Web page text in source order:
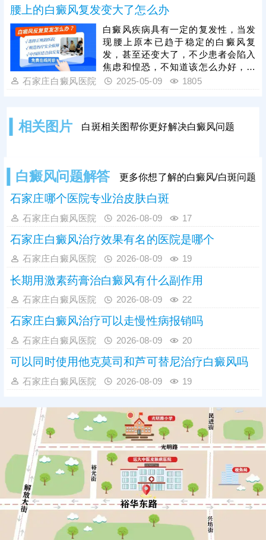
因?不同白斑病的形成原因不一样，详
细了解下吧。
腰上的白癜风复发变大了怎么办
白癜风疾病具有一定的复发性，当发
现腰上原本已趋于稳定的白癜风复
发，甚至还变大了，不少患者会陷入
焦虑和惶恐，不知道该怎么办好，但
其实只要掌握科学的应对方法，是能
石家庄白癜风医院 2025-05-09 1805
相关图片 白斑相关图帮你更好解决白癜风问题
白癜风问题解答 更多你想了解的白癜风/白斑问题
石家庄哪个医院专业治皮肤白斑
石家庄白癜风医院 2026-08-09 17
石家庄白癜风治疗效果有名的医院是哪个
石家庄白癜风医院 2026-08-09 19
长期用激素药膏治白癜风有什么副作用
石家庄白癜风医院 2026-08-09 22
石家庄白癜风治疗可以走慢性病报销吗
石家庄白癜风医院 2026-08-09 20
可以同时使用他克莫司和芦可替尼治疗白癜风吗
石家庄白癜风医院 2026-08-09 19